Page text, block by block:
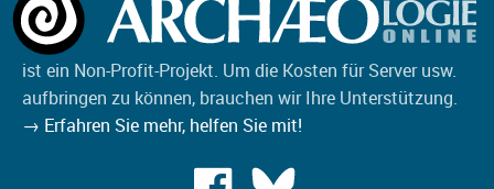
ist ein Non-Profit-Projekt. Um die Kosten für Server usw.
aufbringen zu können, brauchen wir Ihre Unterstützung.
→ Erfahren Sie mehr, helfen Sie mit!